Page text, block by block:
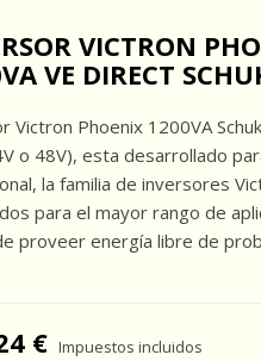
VICTRON
VE DIRECT
Victron Phoenix 1200VA
o 48V), esta desarrollado
la familia de inversores
para el mayor rango de
proveer energía libre de
€ Impuestos incluidos